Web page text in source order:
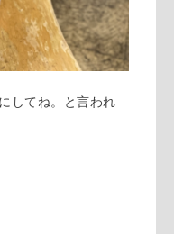
してね。と言われ